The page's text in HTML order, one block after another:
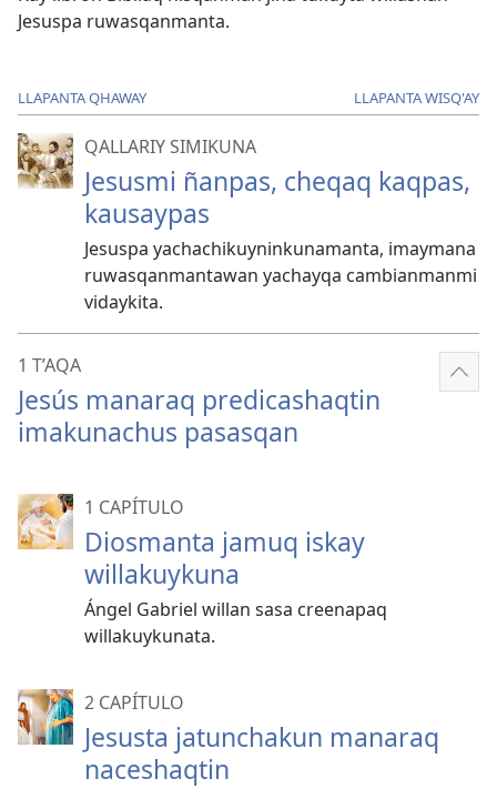
Jesuspa ruwasqanmanta.
LLAPANTA QHAWAY LLAPANTA WISQ'AY
QALLARIY SIMIKUNA
Jesusmi ñanpas, cheqaq kaqpas,
kausaypas
Jesuspa yachachikuyninkunamanta, imaymana
ruwasqanmantawan yachayqa cambianmanmi
vidaykita.
1 T’AQA
Jesús manaraq predicashaqtin
imakunachus pasasqan
1 CAPÍTULO
Diosmanta jamuq iskay
willakuykuna
Ángel Gabriel willan sasa creenapaq
willakuykunata.
2 CAPÍTULO
Jesusta jatunchakun manaraq
naceshaqtin